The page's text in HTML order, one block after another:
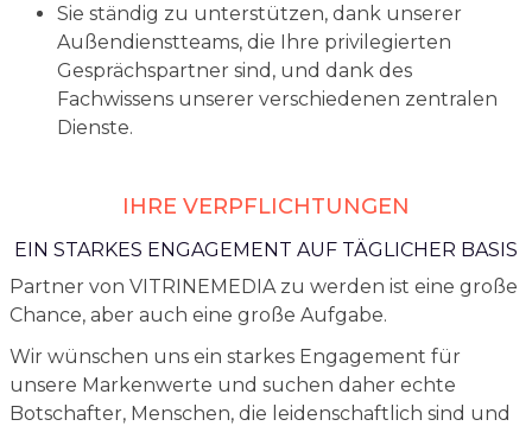
Sie ständig zu unterstützen, dank unserer
Außendienstteams, die Ihre privilegierten
Gesprächspartner sind, und dank des
Fachwissens unserer verschiedenen zentralen
Dienste.
IHRE VERPFLICHTUNGEN
EIN STARKES ENGAGEMENT AUF TÄGLICHER BASIS
Partner von VITRINEMEDIA zu werden ist eine große
Chance, aber auch eine große Aufgabe.
Wir wünschen uns ein starkes Engagement für
unsere Markenwerte und suchen daher echte
Botschafter, Menschen, die leidenschaftlich sind und